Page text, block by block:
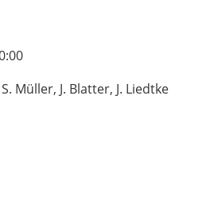
Müller, J. Blatter, J. Liedtke